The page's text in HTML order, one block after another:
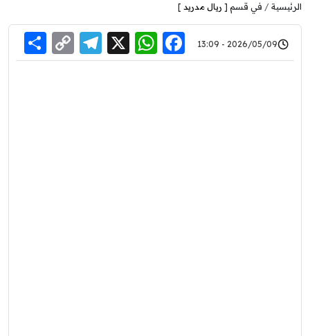
الرئيسية في قسم [ ريال مدريد ]
2026/05/09 - 13:09
Facebook
WhatsApp
X
Link